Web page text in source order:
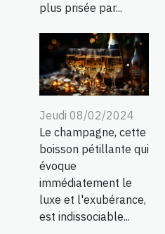
plus prisée par...
Jeudi 08/02/2024
Le champagne, cette
boisson pétillante qui
évoque
immédiatement le
luxe et l'exubérance,
est indissociable...